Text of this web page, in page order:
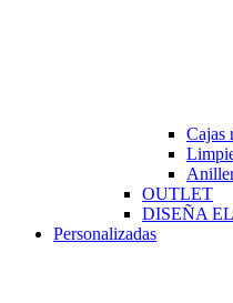
Cajas
OUTLET
DISEÑA
Personalizadas